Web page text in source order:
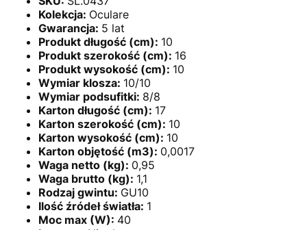
Kolekcja: Oculare
Gwarancja: 5 lat
Produkt długość (cm): 10
Produkt szerokość (cm): 16
Produkt wysokość (cm): 10
Wymiar klosza: 10/10
Wymiar podsufitki: 8/8
Karton długość (cm): 17
Karton szerokość (cm): 10
Karton wysokość (cm): 10
Karton objętość (m3): 0,0017
Waga netto (kg): 0,95
Waga brutto (kg): 1,1
Rodzaj gwintu: GU10
Ilość źródeł światła: 1
Moc max (W): 40